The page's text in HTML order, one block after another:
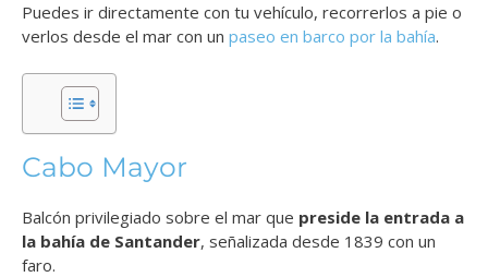
Puedes ir directamente con tu vehículo, recorrerlos a pie o
verlos desde el mar con un paseo en barco por la bahía.
Cabo Mayor
Balcón privilegiado sobre el mar que preside la entrada a
la bahía de Santander, señalizada desde 1839 con un
faro.